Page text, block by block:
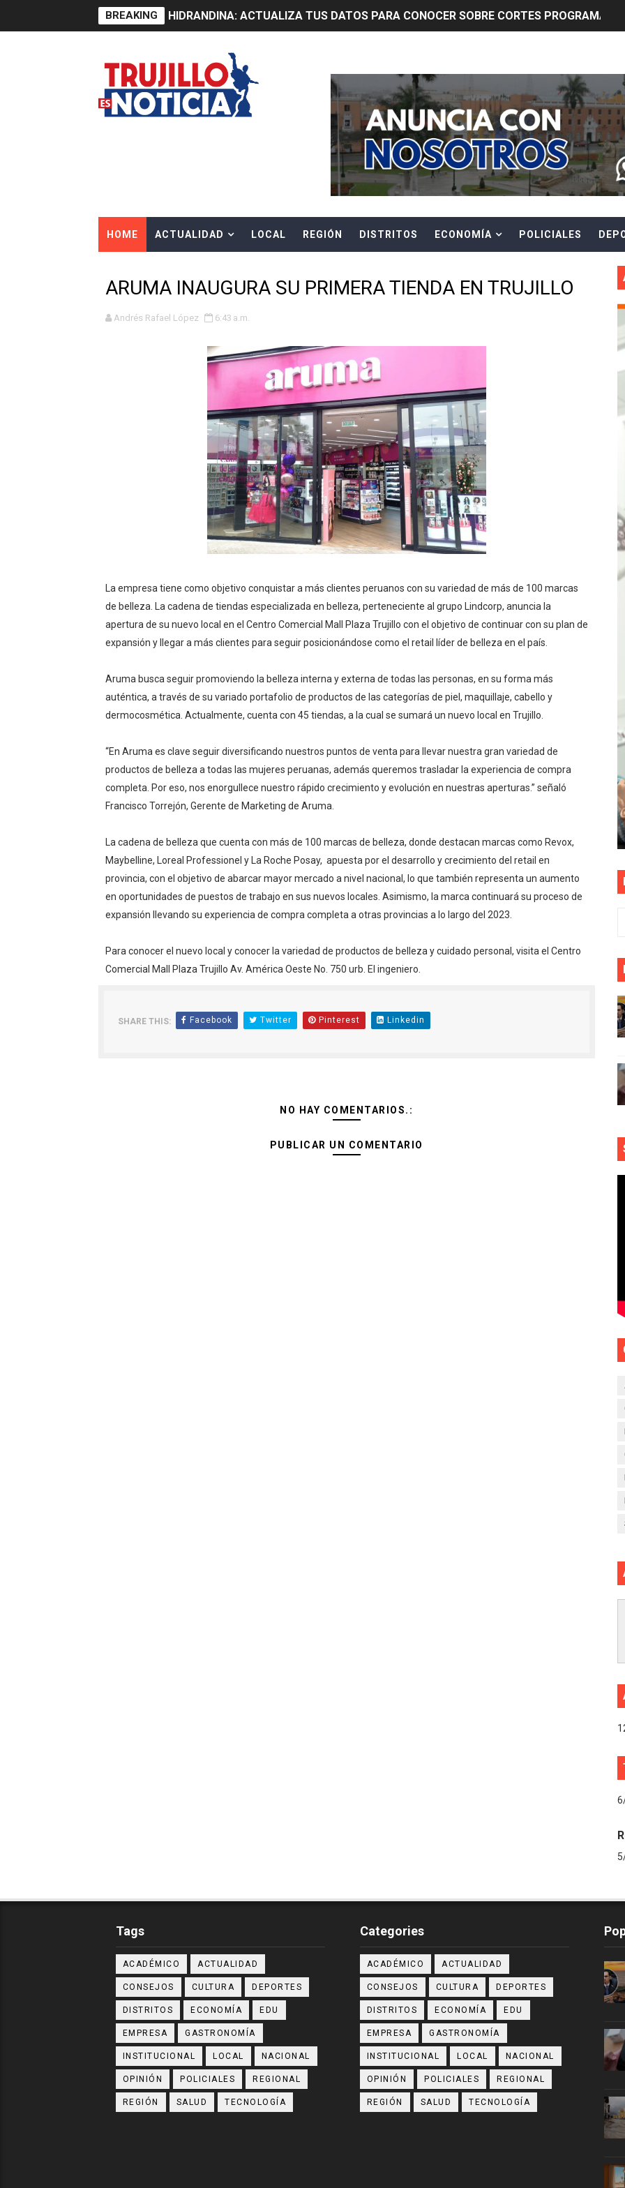
BREAKING HIDRANDINA: ACTUALIZA TUS DATOS PARA CONOCER SOBRE CORTES
Construye Experto de Cementos Pacasmayo convierte el esfuerzo del maestro de
OSIPTEL frente a robo de celulares: usuarios recuperarán su línea tras verificación
IPE: Nuevo gobierno debe priorizar el impulso a la inversión privada y medidas contra
HIDRANDINA ALERTA SOBRE FALSOS TRABAJADORES Y BRINDA RECOMENDACIONES
HASTA EL 2 DE AGOSTO TIENEN PLAZO PARA PONERSE AL DÍA EN SU RECIBO Y
Caja Arequipa lanza tercera edición del concurso nacional Orgullo Emprendedor con
Tres de cada cuatro atenciones del OSIPTEL estuvieron relacionadas con el servicio
OSIPTEL: nueve de cada 10 atenciones a usuarios de La Libertad fueron sobre el
GEANMARCO QUEZADA PRESTÓ JURAMENTO COMO DIPUTADO "POR LA
14 COLEGIOS DE TRUJILLO Y VIRÚ BUSCAN LA ACREDITACIÓN DEL PROGRAMA
¿Viajas por Fiestas Patrias? Así puedes evitar pagar por telefonía, internet o
JAMES PÉREZ ASEGURA QUE EN SUS PRIMEROS MESES DE GESTIÓN RECUPERARÁ
MÁS DE 12 MIL USUARIOS QUEDARON SIN ENERGÍA POR NO RESPETARSE LAS
OSIPTEL: Ahora dar de baja tu servicio de internet o telefonía solo toma un día hábil
¿Viajas por fiestas patrias? OSIPTEL recomienda verificar la cobertura móvil de tu
REGULARIZA TUS DEUDAS POR VIDEO GESTIÓN, ACCEDE A FACILIDADES DE PAGO Y
HIDRANDINA: POR FIESTAS PATRIAS APROVECHA LAS FACILIDADES DE PAGO PARA
La Universidad de Piura comparte su propuesta académica con escolares y padres de
OSIPTEL: empresas operadoras están obligadas a verificar tope de 7 líneas móviles
Yape habilita envío de remesas a Venezuela sin comisión tras emergencia por
HIDRANDINA ADVIERTE QUE ESTÁ PROHIBIDO COLOCAR PANCARTAS Y PROPAGANDA
HOME ACTUALIDAD LOCAL REGIÓN DISTRITOS ECONOMÍA POLICIALES
ARUMA INAUGURA SU PRIMERA TIENDA EN TRUJILLO
Andrés Rafael López 6:43 a.m.
La empresa tiene como objetivo conquistar a más clientes peruanos con su variedad de más de 100 marcas
de belleza. La cadena de tiendas especializada en belleza, perteneciente al grupo Lindcorp, anuncia la
apertura de su nuevo local en el Centro Comercial Mall Plaza Trujillo con el objetivo de continuar con su plan de
expansión y llegar a más clientes para seguir posicionándose como el retail líder de belleza en el país.
Aruma busca seguir promoviendo la belleza interna y externa de todas las personas, en su forma más
auténtica, a través de su variado portafolio de productos de las categorías de piel, maquillaje, cabello y
dermocosmética. Actualmente, cuenta con 45 tiendas, a la cual se sumará un nuevo local en Trujillo.
“En Aruma es clave seguir diversificando nuestros puntos de venta para llevar nuestra gran variedad de
productos de belleza a todas las mujeres peruanas, además queremos trasladar la experiencia de compra
completa. Por eso, nos enorgullece nuestro rápido crecimiento y evolución en nuestras aperturas.” señaló
Francisco Torrejón, Gerente de Marketing de Aruma.
La cadena de belleza que cuenta con más de 100 marcas de belleza, donde destacan marcas como Revox,
Maybelline, Loreal Professionel y La Roche Posay, apuesta por el desarrollo y crecimiento del retail en
provincia, con el objetivo de abarcar mayor mercado a nivel nacional, lo que también representa un aumento
en oportunidades de puestos de trabajo en sus nuevos locales. Asimismo, la marca continuará su proceso de
expansión llevando su experiencia de compra completa a otras provincias a lo largo del 2023.
Para conocer el nuevo local y conocer la variedad de productos de belleza y cuidado personal, visita el Centro
Comercial Mall Plaza Trujillo Av. América Oeste No. 750 urb. El ingeniero.
SHARE THIS: Facebook Twitter Pinterest Linkedin
NO HAY COMENTARIOS.:
PUBLICAR UN COMENTARIO
Tags
ACADÉMICO ACTUALIDAD
CONSEJOS CULTURA DEPORTES
DISTRITOS ECONOMÍA EDU
EMPRESA GASTRONOMÍA
INSTITUCIONAL LOCAL NACIONAL
OPINIÓN POLICIALES REGIONAL
REGIÓN SALUD TECNOLOGÍA
Categories
ACADÉMICO ACTUALIDAD
CONSEJOS CULTURA DEPORTES
DISTRITOS ECONOMÍA EDU
EMPRESA GASTRONOMÍA
INSTITUCIONAL LOCAL NACIONAL
OPINIÓN POLICIALES REGIONAL
REGIÓN SALUD TECNOLOGÍA